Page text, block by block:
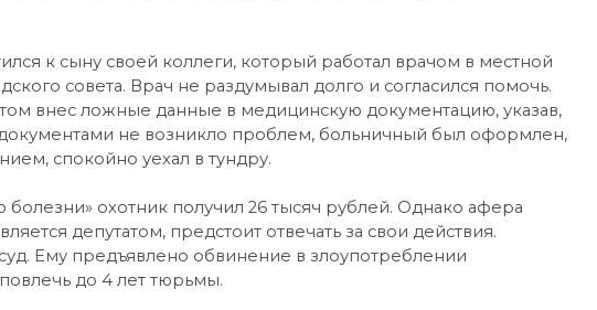
к сыну своей коллеги, который работал врачом в местной
совета. Врач не раздумывал долго и согласился помочь.
внес ложные данные в медицинскую документацию, указав,
документами не возникло проблем, больничный был оформлен,
спокойно уехал в тундру.
охотник получил 26 тысяч рублей. Однако афера
депутатом, предстоит отвечать за свои действия.
Ему предъявлено обвинение в злоупотреблении
до 4 лет тюрьмы.